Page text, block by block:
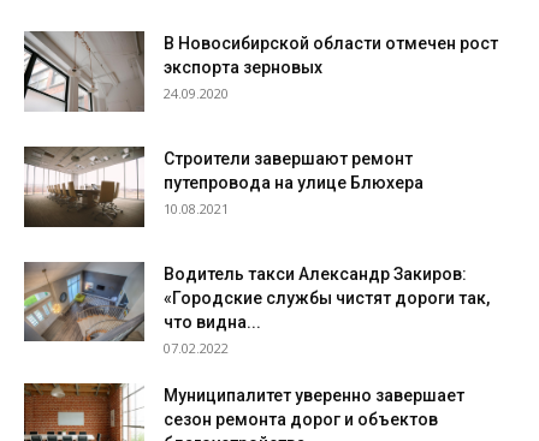
В Новосибирской области отмечен рост
экспорта зерновых
24.09.2020
Строители завершают ремонт
путепровода на улице Блюхера
10.08.2021
Водитель такси Александр Закиров:
«Городские службы чистят дороги так,
что видна...
07.02.2022
Муниципалитет уверенно завершает
сезон ремонта дорог и объектов